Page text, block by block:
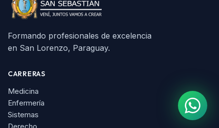
Formando profesionales de excelencia
en San Lorenzo, Paraguay.
CARRERAS
Medicina
Enfermería
Sistemas